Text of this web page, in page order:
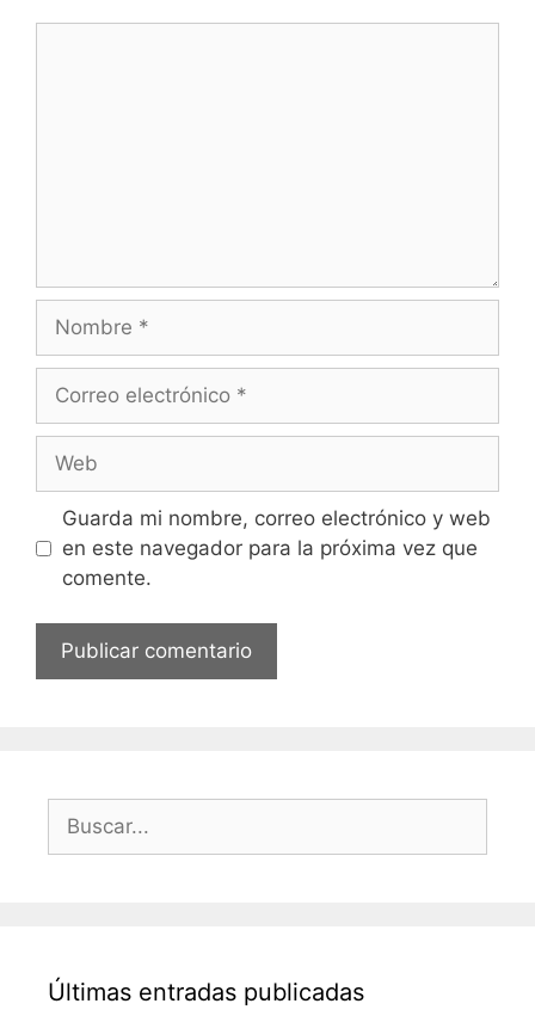
electrónico
Guarda mi nombre, correo electrónico y web
en este navegador para la próxima vez que
comente.
Buscar:
Últimas entradas publicadas